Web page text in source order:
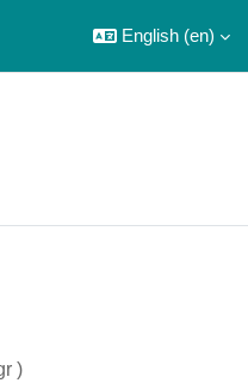
English ‎(en)‎
)